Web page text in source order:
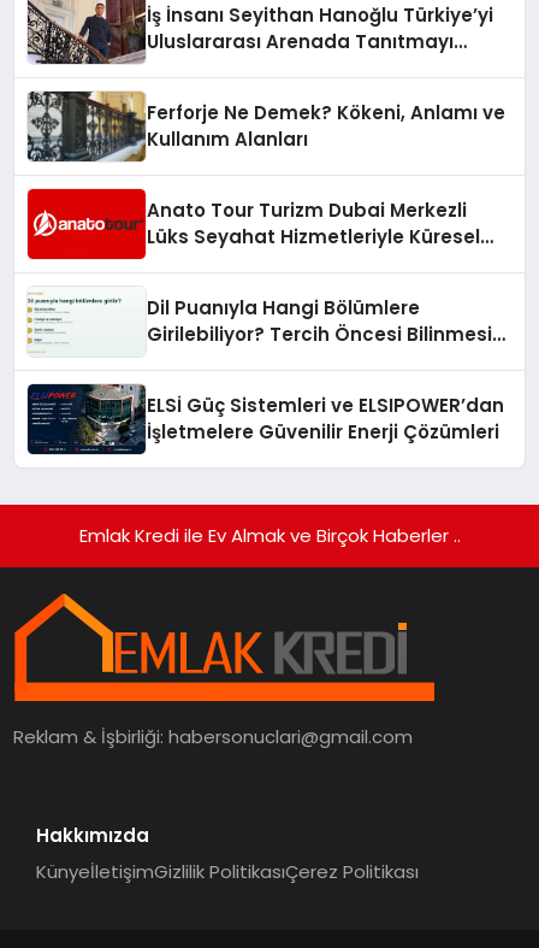
İş İnsanı Seyithan Hanoğlu Türkiye’yi
Uluslararası Arenada Tanıtmayı
Ferforje Ne Demek? Kökeni, Anlamı ve
Kullanım Alanları
Anato Tour Turizm Dubai Merkezli
Lüks Seyahat Hizmetleriyle Küresel
Dil Puanıyla Hangi Bölümlere
Girilebiliyor? Tercih Öncesi Bilinmesi
ELSİ Güç Sistemleri ve ELSIPOWER’dan
İşletmelere Güvenilir Enerji Çözümleri
Emlak Kredi ile Ev Almak ve Birçok Haberler ..
Reklam & İşbirliği:habersonuclari@gmail.com
Hakkımızda
KünyeİletişimGizlilik PolitikasıÇerez Politikası